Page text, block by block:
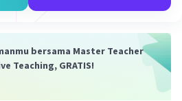
bersama Master Teacher
Teaching, GRATIS!